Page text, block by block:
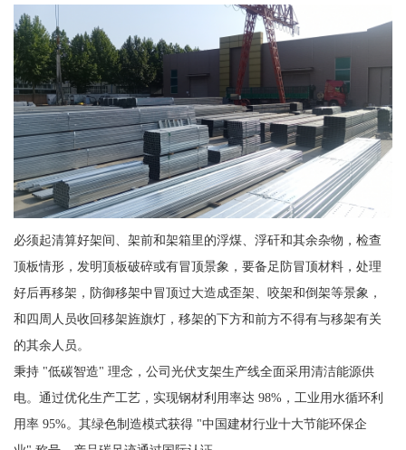
必须起清算好架间、架前和架箱里的浮煤、浮矸和其余杂物，检查
顶板情形，发明顶板破碎或有冒顶景象，要备足防冒顶材料，处理
好后再移架，防御移架中冒顶过大造成歪架、咬架和倒架等景象，
和四周人员收回移架旌旗灯，移架的下方和前方不得有与移架有关
的其余人员。
秉持 "低碳智造" 理念，公司光伏支架生产线全面采用清洁能源供
电。通过优化生产工艺，实现钢材利用率达 98%，工业用水循环利
用率 95%。其绿色制造模式获得 "中国建材行业十大节能环保企